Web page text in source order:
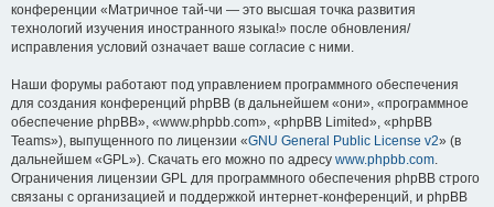
конференции «Матричное тай-чи — это высшая точка развития
технологий изучения иностранного языка!» после обновления/
исправления условий означает ваше согласие с ними.
Наши форумы работают под управлением программного обеспечения
для создания конференций phpBB (в дальнейшем «они», «программное
обеспечение phpBB», «www.phpbb.com», «phpBB Limited», «phpBB
Teams»), выпущенного по лицензии «GNU General Public License v2» (в
дальнейшем «GPL»). Скачать его можно по адресу www.phpbb.com.
Ограничения лицензии GPL для программного обеспечения phpBB строго
связаны с организацией и поддержкой интернет-конференций, и phpBB